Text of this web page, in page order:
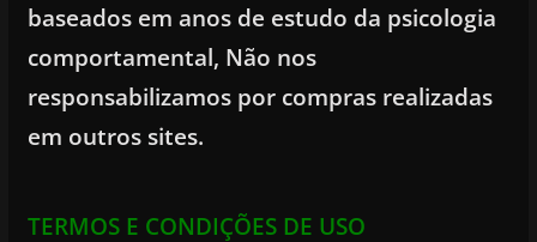
baseados em anos de estudo da psicologia
comportamental, Não nos
responsabilizamos por compras realizadas
em outros sites.
TERMOS E CONDIÇÕES DE USO